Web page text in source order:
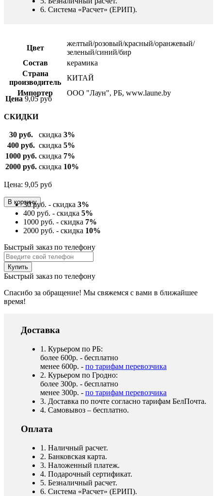
6. Система «Расчет» (ЕРИП).
Цвет
желтый/розовый/красный/оранжевый/
зеленый/синий/бир
Состав
керамика
Страна
производитель
КИТАЙ
Импортер
ООО "Лаун", РБ, www.laune.by
Цена 9,05руб
СКИДКИ
30 руб. скидка 3%
400 руб. скидка 5%
1000 руб. скидка 7%
2000 руб. скидка 10%
Цена: 9,05 руб
30 руб. - скидка 3%
400 руб. - скидка 5%
1000 руб. - скидка 7%
2000 руб. - скидка 10%
Быстрый заказ по телефону
Быстрый заказ по телефону
Спасибо за обращение! Мы свяжемся с вами в ближайшее
время!
Доставка
1. Курьером по РБ:
более 600р. - бесплатно
менее 600р. - по тарифам перевозчика
2. Курьером по Гродно:
более 300р. - бесплатно
менее 300р. - по тарифам перевозчика
3. Доставка по почте согласно тарифам БелПочта.
4. Самовывоз – бесплатно.
Оплата
1. Наличный расчет.
2. Банковская карта.
3. Наложенный платеж.
4. Подарочный сертификат.
5. Безналичный расчет.
6. Система «Расчет» (ЕРИП).